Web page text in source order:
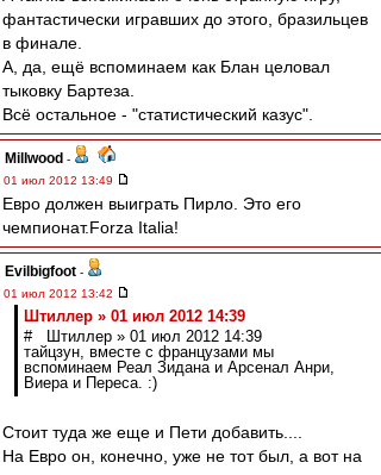
фантастически игравших до этого, бразильцев
в финале.
А, да, ещё вспоминаем как Блан целовал
тыковку Бартеза.
Всё остальное - "статистический казус".
Millwood -
01 июл 2012 13:49
Евро должен выиграть Пирло. Это его
чемпионат.Forza Italia!
Evilbigfoot -
01 июл 2012 13:42
Штиллер » 01 июл 2012 14:39
# Штиллер » 01 июл 2012 14:39
тайцзун, вместе с французами мы
вспоминаем Реал Зидана и Арсенал Анри,
Виера и Переса. :)
Стоит туда же еще и Пети добавить....
На Евро он, конечно, уже не тот был, а вот на